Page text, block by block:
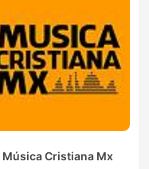
Música Cristiana Mx